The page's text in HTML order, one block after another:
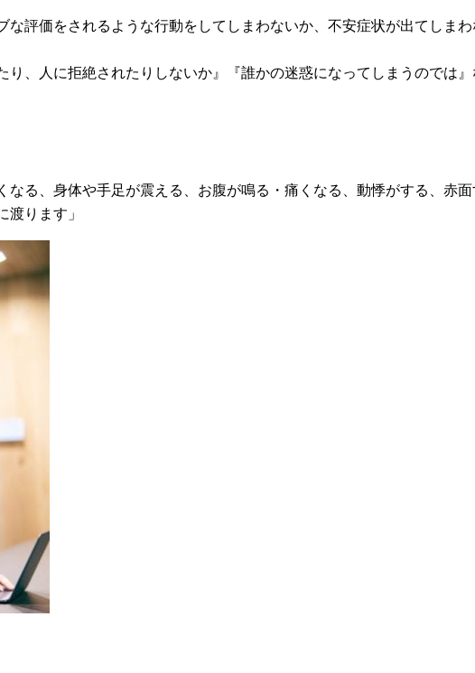
評価をされるような行動をしてしまわないか、不安症状が出てしまわ
、人に拒絶されたりしないか』『誰かの迷惑になってしまうのでは
る、身体や手足が震える、お腹が鳴る・痛くなる、動悸がする、赤
ります」